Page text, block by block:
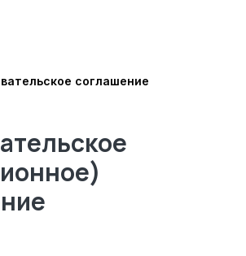
соглашение